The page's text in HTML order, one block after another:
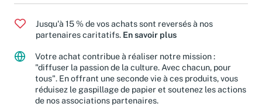
Jusqu'à 15 % de vos achats sont reversés à nos
partenaires caritatifs. En savoir plus
Votre achat contribue à réaliser notre mission :
"diffuser la passion de la culture. Avec chacun, pour
tous". En offrant une seconde vie à ces produits, vous
réduisez le gaspillage de papier et soutenez les actions
de nos associations partenaires.